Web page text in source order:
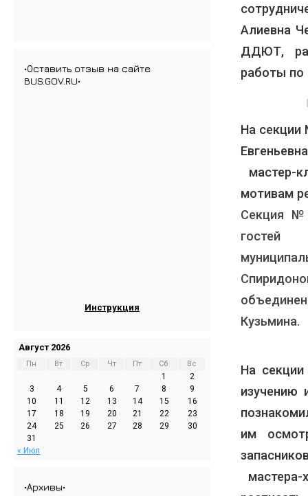
Алиевна
ДДЮТ,
работы по
На
мастер-
мотивам
Секция
гостей
Кузьмина.
На
изучению
им
•Оставить отзыв на сайте
BUS.GOV.RU•
Инструкция
Август 2026
Пн Вт Ср Чт Пт Сб Вс
1
2
3
4 5 6 7 8
9
10
11 12 13 14 15
16
17
18 19 20 21 22
23
24
25 26 27 28 29
30
31
« Июл
•Архивы•